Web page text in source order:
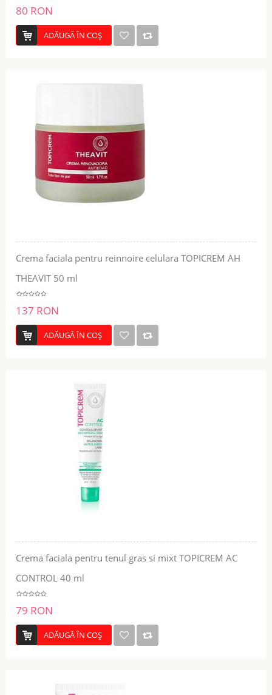
80 RON
ADĂUGĂ ÎN COŞ
Crema faciala pentru reinnoire celulara TOPICREM AH
THEAVIT 50 ml
137 RON
ADĂUGĂ ÎN COŞ
Crema faciala pentru tenul gras si mixt TOPICREM AC
CONTROL 40 ml
79 RON
ADĂUGĂ ÎN COŞ